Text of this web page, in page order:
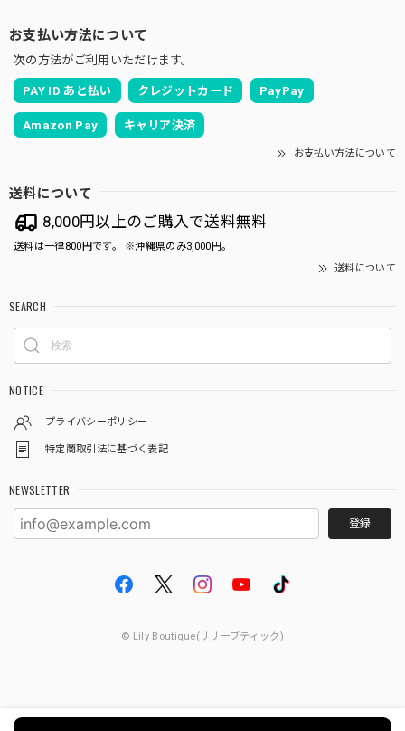
お支払い方法について
次の方法がご利用いただけます。
PAY ID あと払い クレジットカード PayPay
Amazon Pay キャリア決済
お支払い方法について
送料について
8,000円以上のご購入で送料無料
送料は一律800円です。 ※沖縄県のみ3,000円。
送料について
SEARCH
NOTICE
プライバシーポリシー
特定商取引法に基づく表記
NEWSLETTER
登録
© Lily Boutique(リリーブティック)